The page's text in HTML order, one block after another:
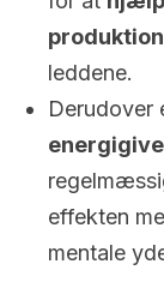
leddene.
Derudover
effekten
mentale